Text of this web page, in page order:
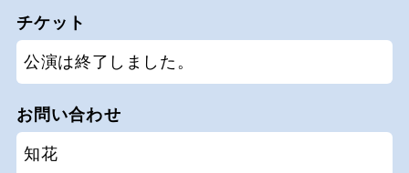
チケット
公演は終了しました。
お問い合わせ
知花